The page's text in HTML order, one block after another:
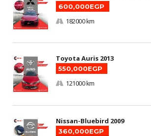
600,000EGP
182000 km
Toyota Auris 2013
550,000EGP
121000 km
Nissan-Bluebird 2009
360,000EGP